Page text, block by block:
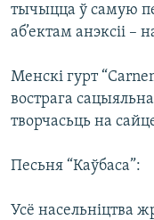
тычыцца ў самую
аб’ектам анэксіі –
Менскі гурт
вострага
творчасьць на
Песьня “Каўбаса”:
Усё насельнiцтва